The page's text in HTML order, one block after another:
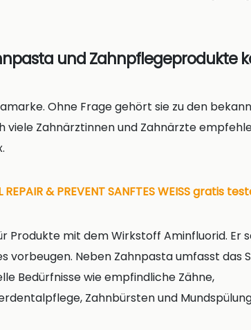
und Zahnpflegeprodukte
Ohne Frage gehört sie zu den
viele Zahnärztinnen und Zahnärzte
REPAIR & PREVENT SANFTES WEISS gratis
Produkte mit dem Wirkstoff Aminfluorid. Er
vorbeugen. Neben Zahnpasta umfasst das
Bedürfnisse wie empfindliche Zähne,
Zahnbürsten und